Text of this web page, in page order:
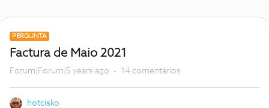
PERGUNTA
Factura de Maio 2021
Forum|Forum|5 years ago 14 comentários
hotcisko